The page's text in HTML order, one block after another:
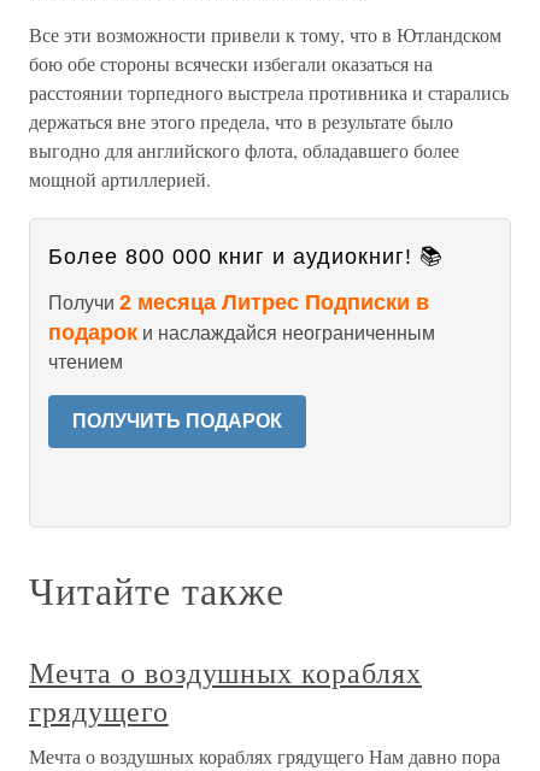
Все эти возможности привели к тому, что в Ютландском
бою обе стороны всячески избегали оказаться на
расстоянии торпедного выстрела противника и старались
держаться вне этого предела, что в результате было
выгодно для английского флота, обладавшего более
мощной артиллерией.
Более 800 000 книг и аудиокниг! 📚
Получи 2 месяца Литрес Подписки в
подарок и наслаждайся неограниченным
чтением
ПОЛУЧИТЬ ПОДАРОК
Читайте также
Мечта о воздушных кораблях
грядущего
Мечта о воздушных кораблях грядущего Нам давно пора